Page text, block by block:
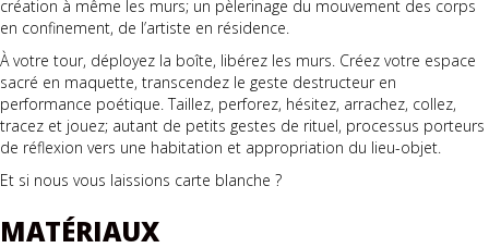
création à même les murs; un pèlerinage du mouvement des corps
en confinement, de l’artiste en résidence.
À votre tour, déployez la boîte, libérez les murs. Créez votre espace
sacré en maquette, transcendez le geste destructeur en
performance poétique. Taillez, perforez, hésitez, arrachez, collez,
tracez et jouez; autant de petits gestes de rituel, processus porteurs
de réflexion vers une habitation et appropriation du lieu-objet.
Et si nous vous laissions carte blanche ?
MATÉRIAUX